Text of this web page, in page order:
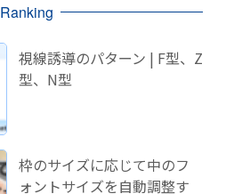
Ranking
視線誘導のパターン | F型、Z
型、N型
枠のサイズに応じて中のフ
ォントサイズを自動調整す